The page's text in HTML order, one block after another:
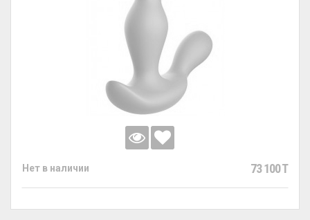
Нет в наличии 73 100 T